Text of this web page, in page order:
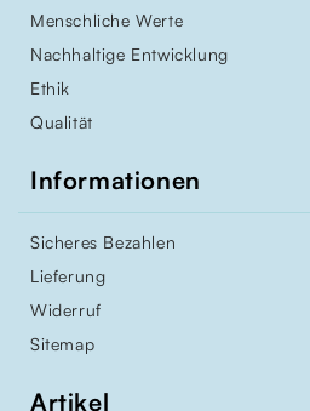
Menschliche Werte
Nachhaltige Entwicklung
Ethik
Qualität
Informationen
Sicheres Bezahlen
Lieferung
Widerruf
Sitemap
Artikel